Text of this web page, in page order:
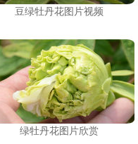
豆绿牡丹花图片视频
绿牡丹花图片欣赏